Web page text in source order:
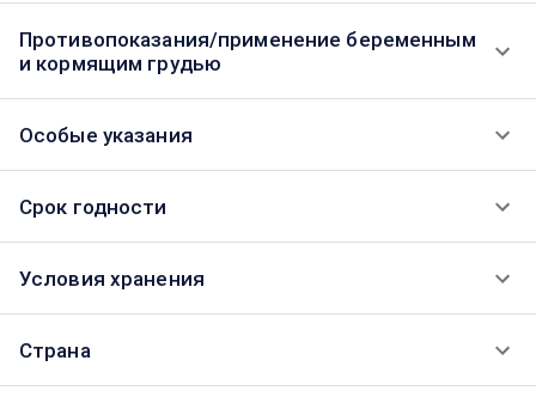
Противопоказания/применение беременным
и кормящим грудью
Особые указания
Срок годности
Условия хранения
Страна